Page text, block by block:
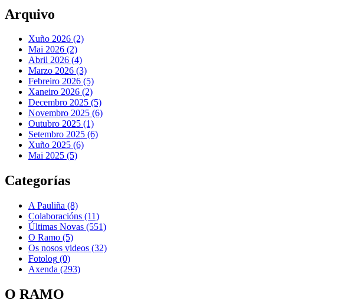
Arquivo
Xuño 2026 (2)
Mai 2026 (2)
Abril 2026 (4)
Marzo 2026 (3)
Febreiro 2026 (5)
Xaneiro 2026 (2)
Decembro 2025 (5)
Novembro 2025 (6)
Outubro 2025 (1)
Setembro 2025 (6)
Xuño 2025 (6)
Mai 2025 (5)
Categorías
A Pauliña (8)
Colaboracións (11)
Últimas Novas (551)
O Ramo (5)
Os nosos videos (32)
Fotolog (0)
Axenda (293)
O RAMO